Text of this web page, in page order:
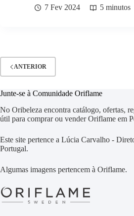
7 Fev 2024
5 minutos
ANTERIOR
Junte-se à Comunidade Oriflame
No Oribeleza encontra catálogo, ofertas,
útil para comprar ou vender Oriflame em
Este site pertence a Lúcia Carvalho -
Portugal.
Algumas imagens pertencem à Oriflame.